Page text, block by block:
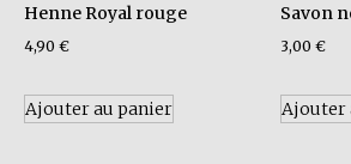
Henne Royal rouge
4,90 €
Ajouter au panier
Savon
3,00 €
Ajouter